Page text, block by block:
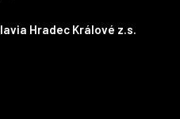
Hradec Králové z.s.
je 5 z 5 hvězdiček.
bude spolupráce pokračovat
první sady dresů ;)